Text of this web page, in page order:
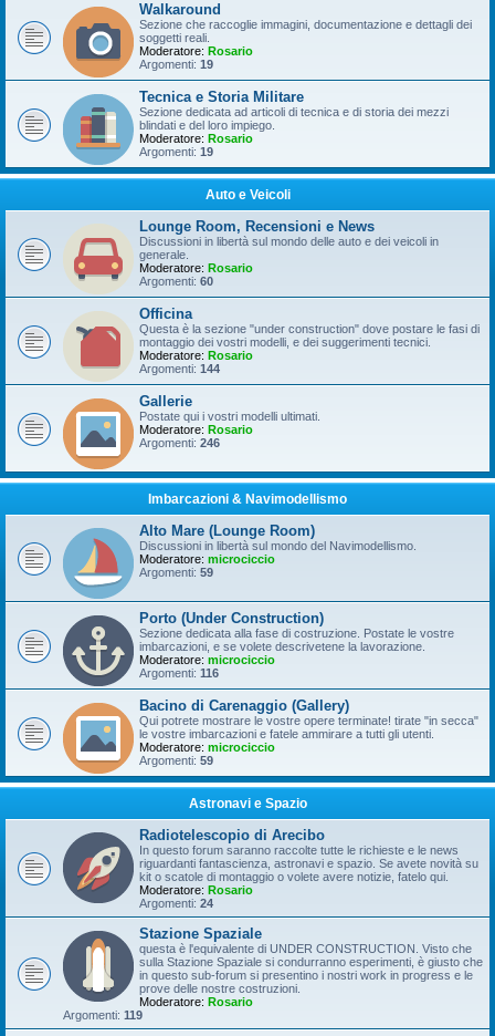
Walkaround
Sezione che raccoglie immagini, documentazione e dettagli dei
soggetti reali.
Moderatore: Rosario
Argomenti: 19
Tecnica e Storia Militare
Sezione dedicata ad articoli di tecnica e di storia dei mezzi
blindati e del loro impiego.
Moderatore: Rosario
Argomenti: 19
Auto e Veicoli
Lounge Room, Recensioni e News
Discussioni in libertà sul mondo delle auto e dei veicoli in
generale.
Moderatore: Rosario
Argomenti: 60
Officina
Questa è la sezione "under construction" dove postare le fasi di
montaggio dei vostri modelli, e dei suggerimenti tecnici.
Moderatore: Rosario
Argomenti: 144
Gallerie
Postate qui i vostri modelli ultimati.
Moderatore: Rosario
Argomenti: 246
Imbarcazioni & Navimodellismo
Alto Mare (Lounge Room)
Discussioni in libertà sul mondo del Navimodellismo.
Moderatore: microciccio
Argomenti: 59
Porto (Under Construction)
Sezione dedicata alla fase di costruzione. Postate le vostre
imbarcazioni, e se volete descrivetene la lavorazione.
Moderatore: microciccio
Argomenti: 116
Bacino di Carenaggio (Gallery)
Qui potrete mostrare le vostre opere terminate! tirate "in secca"
le vostre imbarcazioni e fatele ammirare a tutti gli utenti.
Moderatore: microciccio
Argomenti: 59
Astronavi e Spazio
Radiotelescopio di Arecibo
In questo forum saranno raccolte tutte le richieste e le news
riguardanti fantascienza, astronavi e spazio. Se avete novità su
kit o scatole di montaggio o volete avere notizie, fatelo qui.
Moderatore: Rosario
Argomenti: 24
Stazione Spaziale
questa è l'equivalente di UNDER CONSTRUCTION. Visto che
sulla Stazione Spaziale si condurranno esperimenti, è giusto che
in questo sub-forum si presentino i nostri work in progress e le
prove delle nostre costruzioni.
Moderatore: Rosario
Argomenti: 119